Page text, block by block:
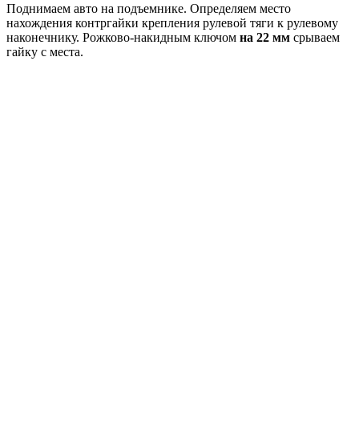
Поднимаем авто на подъемнике. Определяем место
нахождения контргайки крепления рулевой тяги к рулевому
наконечнику. Рожково-накидным ключом на 22 мм срываем
гайку с места.